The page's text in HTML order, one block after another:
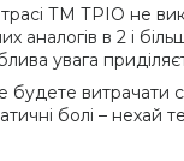
ТМ ТРІО не
аналогів в 2 і
увага
витрачати
болі – нехай